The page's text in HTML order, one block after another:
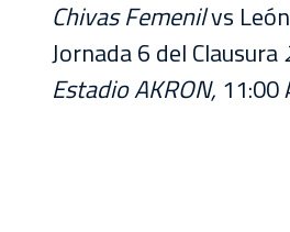
Chivas Femenilvs
Jornada 6 del Clausura
Estadio AKRON, 11:00